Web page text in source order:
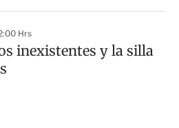
Hrs
inexistentes y la silla